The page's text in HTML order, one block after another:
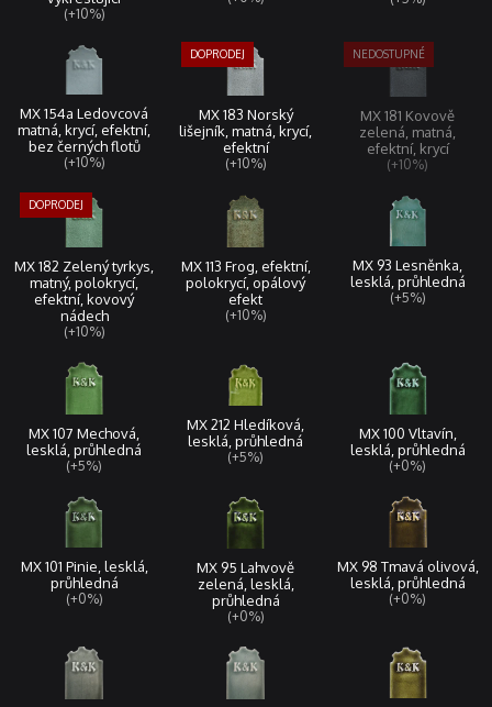
(+10%)
MX 154a Ledovcová
matná, krycí, efektní,
bez černých flotů
(+10%)
MX 183 Norský
lišejník, matná, krycí,
efektní
(+10%)
MX 181 Kovově
zelená, matná,
efektní, krycí
(+10%)
MX 182 Zelený tyrkys,
matný, polokrycí,
efektní, kovový
nádech
(+10%)
MX 113 Frog, efektní,
polokrycí, opálový
efekt
(+10%)
MX 93 Lesněnka,
lesklá, průhledná
(+5%)
MX 107 Mechová,
lesklá, průhledná
(+5%)
MX 212 Hledíková,
lesklá, průhledná
(+5%)
MX 100 Vltavín,
lesklá, průhledná
(+0%)
MX 101 Pinie, lesklá,
průhledná
(+0%)
MX 95 Lahvově
zelená, lesklá,
průhledná
(+0%)
MX 98 Tmavá olivová,
lesklá, průhledná
(+0%)